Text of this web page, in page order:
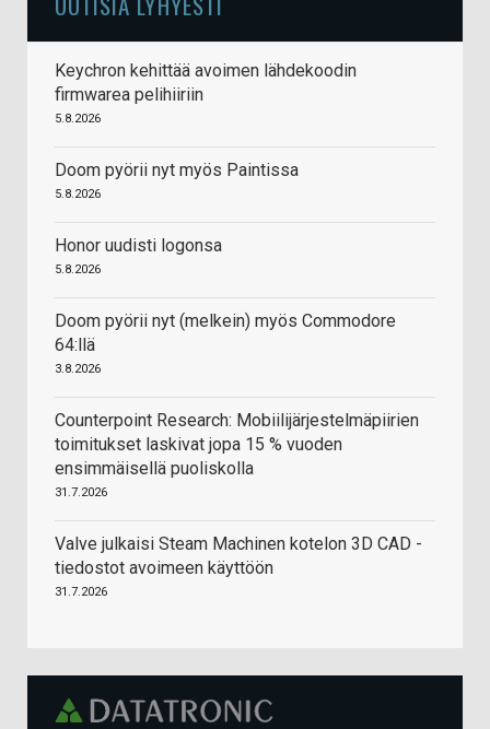
Keychron kehittää avoimen lähdekoodin
firmwarea pelihiiriin
5.8.2026
Doom pyörii nyt myös Paintissa
5.8.2026
Honor uudisti logonsa
5.8.2026
Doom pyörii nyt (melkein) myös Commodore
64:llä
3.8.2026
Counterpoint Research: Mobiilijärjestelmäpiirien
toimitukset laskivat jopa 15 % vuoden
ensimmäisellä puoliskolla
31.7.2026
Valve julkaisi Steam Machinen kotelon 3D CAD -
tiedostot avoimeen käyttöön
31.7.2026